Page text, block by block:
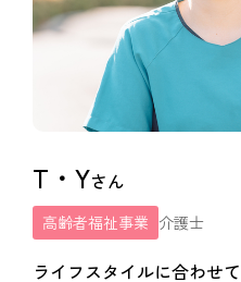
T・Yさん
高齢者福祉事業 介護士
ライフスタイルに合わせ